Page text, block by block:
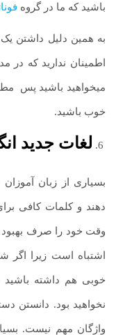
باشید که ما در گروه
به همین دلیل داشتن
اطمینان ندارید که
می­خواهید باشید پس
خوب باشید.
لغات جدید
بسیاری از زبان
دهند و کلمات کافی
وقت خود را صرف بهبود
اشتباه است زیرا اگر
خوبی هم داشته باشید
نخواهید بود. دانستن
واژگان مهم نیست.